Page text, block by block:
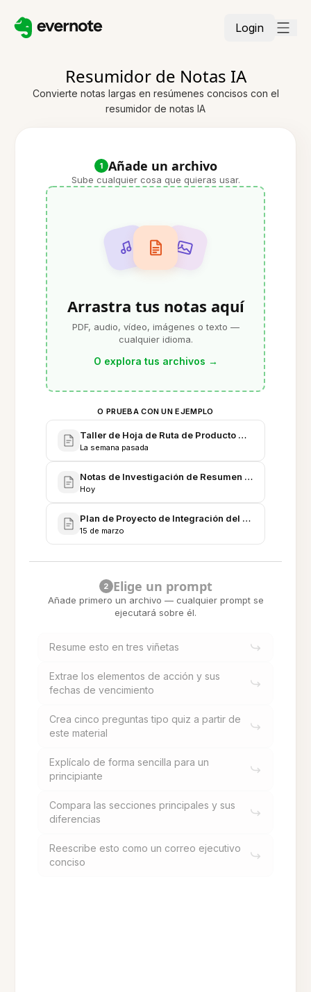
Login
Resumidor de Notas IA
Convierte notas largas en resúmenes concisos con el
resumidor de notas IA
1 Añade un archivo
Sube cualquier cosa que quieras usar.
Arrastra tus notas aquí
PDF, audio, vídeo, imágenes o texto —
cualquier idioma.
O explora tus archivos →
O PRUEBA CON UN EJEMPLO
Taller de Hoja de Ruta de Producto T3 - Notas
La semana pasada
Notas de Investigación de Resumen - Modelos,
Hoy
Plan de Proyecto de Integración del Resumidor -
15 de marzo
2 Elige un prompt
Añade primero un archivo — cualquier prompt se
ejecutará sobre él.
Resume esto en tres viñetas
Extrae los elementos de acción y sus
fechas de vencimiento
Crea cinco preguntas tipo quiz a partir de
este material
Explícalo de forma sencilla para un
principiante
Compara las secciones principales y sus
diferencias
Reescribe esto como un correo ejecutivo
conciso